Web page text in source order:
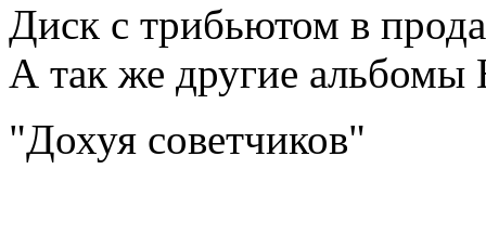
Диск с трибьютом в
А так же другие
"Дохуя советчиков"